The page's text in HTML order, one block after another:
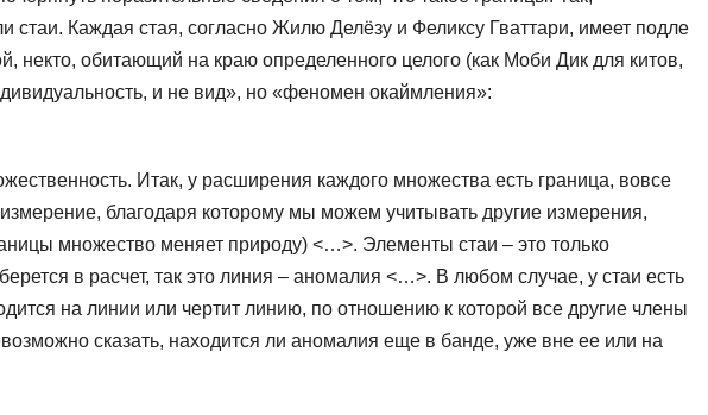
стаи. Каждая стая, согласно Жилю Делёзу и Феликсу Гваттари, имеет подле
некто, обитающий на краю определенного целого (как Моби Дик для китов,
и не вид», но «феномен окаймления»:
Итак, у расширения каждого множества есть граница, вовсе
благодаря которому мы можем учитывать другие измерения,
множество меняет природу) <…>. Элементы стаи – это только
в расчет, так это линия – аномалия <…>. В любом случае, у стаи есть
на линии или чертит линию, по отношению к которой все другие члены
сказать, находится ли аномалия еще в банде, уже вне ее или на